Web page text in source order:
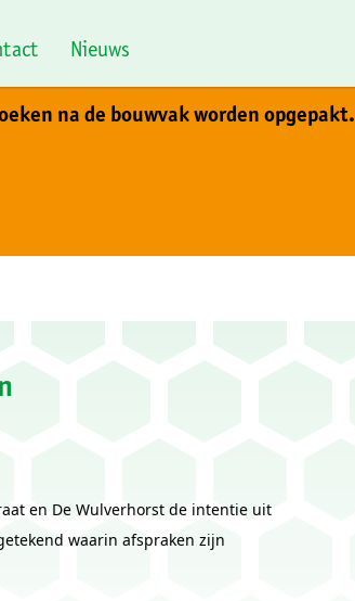
Nieuws
na de bouwvak worden opgepakt.
en De Wulverhorst de intentie uit
waarin afspraken zijn